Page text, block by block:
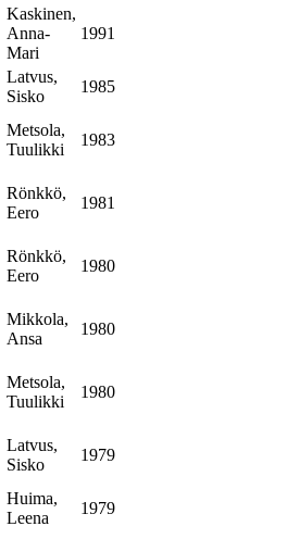
Kaskinen,
Anna-
Mari
1991
Latvus,
Sisko
1985
Metsola,
Tuulikki
1983
Rönkkö,
Eero
1981
Rönkkö,
Eero
1980
Mikkola,
Ansa
1980
Metsola,
Tuulikki
1980
Latvus,
Sisko
1979
Huima,
Leena
1979